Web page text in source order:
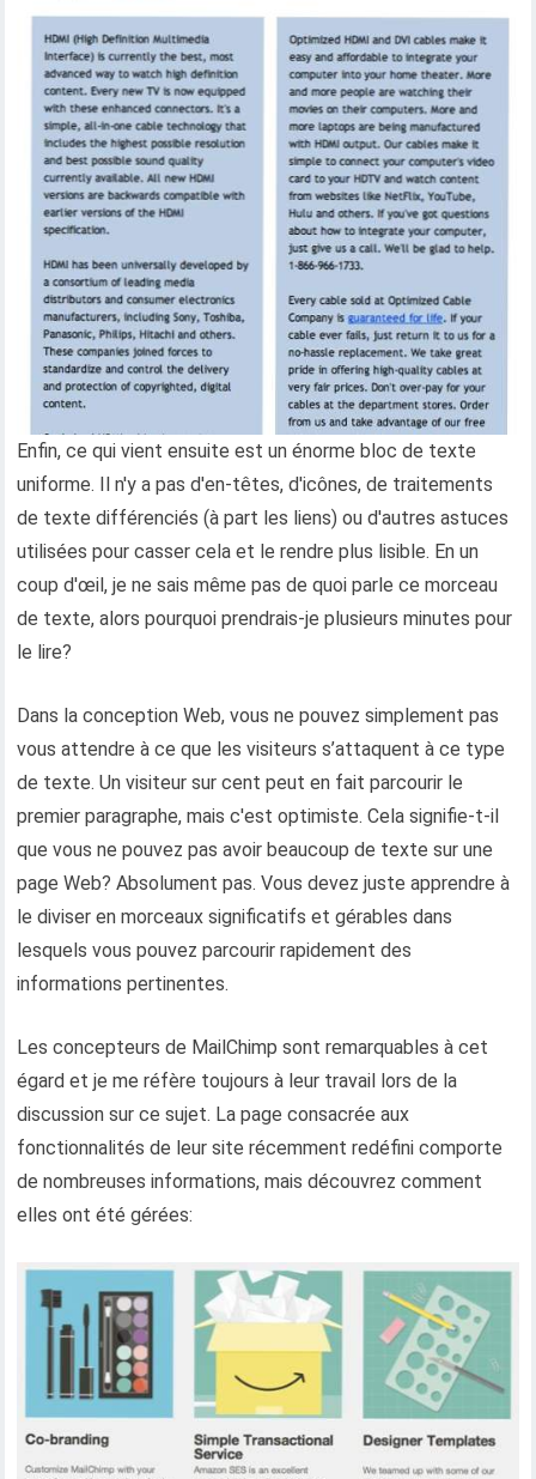
Enfin, ce qui vient ensuite est un énorme bloc de texte
uniforme. Il n'y a pas d'en-têtes, d'icônes, de traitements
de texte différenciés (à part les liens) ou d'autres astuces
utilisées pour casser cela et le rendre plus lisible. En un
coup d'œil, je ne sais même pas de quoi parle ce morceau
de texte, alors pourquoi prendrais-je plusieurs minutes pour
le lire?
Dans la conception Web, vous ne pouvez simplement pas
vous attendre à ce que les visiteurs s’attaquent à ce type
de texte. Un visiteur sur cent peut en fait parcourir le
premier paragraphe, mais c'est optimiste. Cela signifie-t-il
que vous ne pouvez pas avoir beaucoup de texte sur une
page Web? Absolument pas. Vous devez juste apprendre à
le diviser en morceaux significatifs et gérables dans
lesquels vous pouvez parcourir rapidement des
informations pertinentes.
Les concepteurs de MailChimp sont remarquables à cet
égard et je me réfère toujours à leur travail lors de la
discussion sur ce sujet. La page consacrée aux
fonctionnalités de leur site récemment redéfini comporte
de nombreuses informations, mais découvrez comment
elles ont été gérées: